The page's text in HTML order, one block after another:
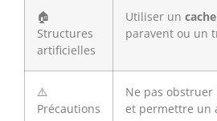
🏠
Structures
artificielles
Utiliser un
paravent ou un
⚠️
Précautions
Ne pas obstruer
et permettre un